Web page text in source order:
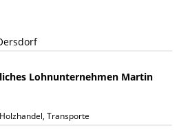
Lohnunternehmen Martin
Transporte